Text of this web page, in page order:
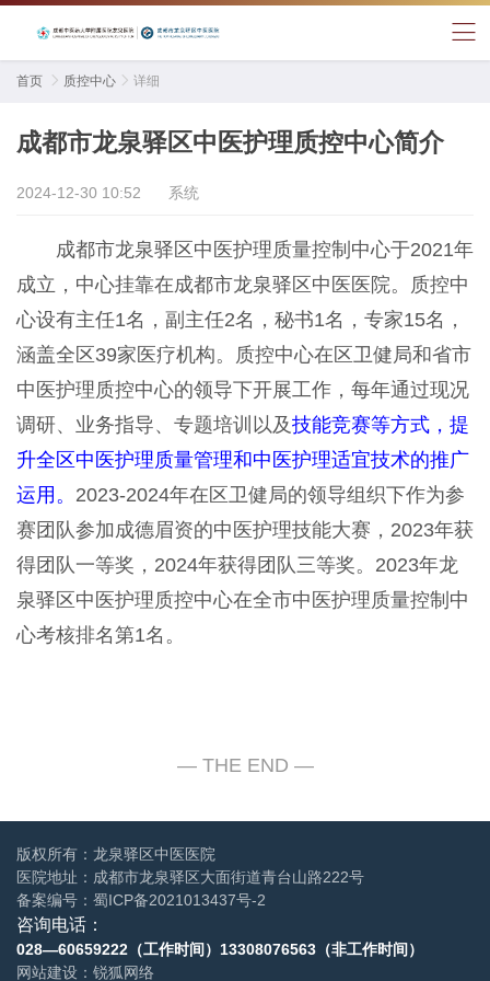
首页  质控中心  详细
成都市龙泉驿区中医护理质控中心简介
2024-12-30 10:52 系统
成都市龙泉驿区中医护理质量控制中心于2021年
成立，中心挂靠在成都市龙泉驿区中医医院。质控中
心设有主任1名，副主任2名，秘书1名，专家15名，
涵盖全区39家医疗机构。质控中心在区卫健局和省市
中医护理质控中心的领导下开展工作，每年通过现况
调研、业务指导、专题培训以及技能竞赛等方式， 提
升全区中医护理质量管理和中医护理适宜技术的推广
运用 。 2023-2024年在区卫健局的领导组织下作为参
赛团队参加成德眉资的中医护理技能大赛，2023年获
得团队一等奖，2024年获得团队三等奖。2023年龙
泉驿区中医护理质控中心在全市中医护理质量控制中
心考核排名第1名。
版权所有：龙泉驿区中医医院
医院地址：成都市龙泉驿区大面街道青台山路222号
备案编号： 蜀ICP备2021013437号-2
咨询电话：
028—60659222（工作时间） 13308076563（非工作时间）
网站建设 ： 锐狐网络